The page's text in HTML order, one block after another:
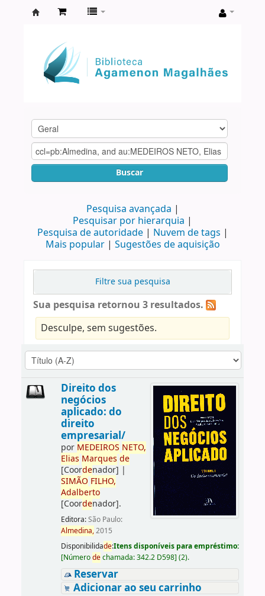
Agamenon
Magalhães
Buscar
Pesquisa avançada
Pesquisar por hierarquia
Pesquisa de autoridade
Nuvem de tags
Mais popular
Sugestões de aquisição
Filtre sua pesquisa
Sua pesquisa retornou 3 resultados.
Desculpe, sem sugestões.
Direito dos
negócios
aplicado: do
direito
empresarial/
por MEDEIROS NETO,
Elias Marques de
[Coordenador] |
SIMÃO FILHO,
Adalberto
[Coordenador].
Editora:São Paulo:
Almedina,2015
Disponibilidade:Itens disponíveis para empréstimo:
[Númerodechamada:342.2 D598] (2).
Reservar
Adicionar ao seu carrinho